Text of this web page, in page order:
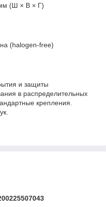
(Ш × В × Г)
(halogen-free)
и защиты
в распределительных
крепления.